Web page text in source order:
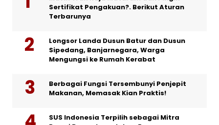
Sertifikat Pengakuan?. Berikut Aturan
Terbarunya
Longsor Landa Dusun Batur dan Dusun
Sipedang, Banjarnegara, Warga
Mengungsi ke Rumah Kerabat
Berbagai Fungsi Tersembunyi Penjepit
Makanan, Memasak Kian Praktis!
SUS Indonesia Terpilih sebagai Mitra